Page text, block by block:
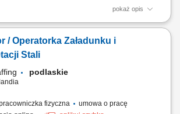
pokaż opis
Będziesz obsługiwać zamówienia klientów i
rury i rurki na podstawie otrzymanej listy.
na ciężarówkach lub paletach, w
/ Operatorka Załadunku i
Stali
podlaskie
fizyczna
umowa o pracę